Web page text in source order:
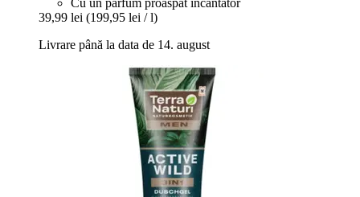
39,99 lei (199,95 lei / l)
Livrare până la data de 14. august